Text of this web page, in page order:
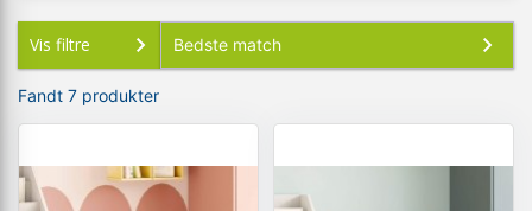
Vis filtre
Fandt 7 produkter